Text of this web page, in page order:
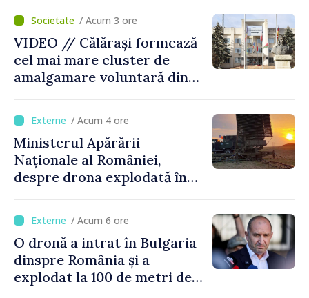
control vamal cu un scanner
performant/ Acum 3 ore
VIDEO // Călărași formează
cel mai mare cluster de
amalgamare voluntară din
orășenesc a aprobat decizia
finală
/ Acum 4 ore
Ministerul Apărării
Naționale al României,
despre drona explodată în
nu au detectat niciun
vehicul aerian”
/ Acum 6 ore
O dronă a intrat în Bulgaria
dinspre România și a
explodat la 100 de metri de